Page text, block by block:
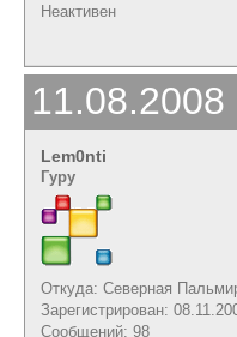
Неактивен
11.08.2008
Lem0nti
Гуру
Откуда: Северная
Зарегистрирован:
Сообщений: 98